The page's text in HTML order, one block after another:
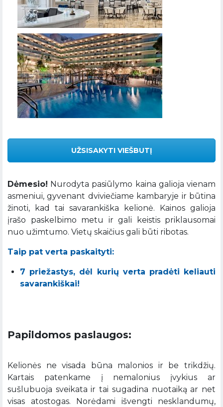
UŽSISAKYTI VIEŠBUTĮ
Dėmesio! Nurodyta pasiūlymo kaina galioja vienam
asmeniui, gyvenant dviviečiame kambaryje ir būtina
žinoti, kad tai savarankiška kelionė. Kainos galioja
įrašo paskelbimo metu ir gali keistis priklausomai
nuo užimtumo. Vietų skaičius gali būti ribotas.
Taip pat verta paskaityti:
7 priežastys, dėl kurių verta pradėti keliauti
savarankiškai!
Papildomos paslaugos:
Kelionės ne visada būna malonios ir be trikdžių.
Kartais patenkame į nemalonius įvykius ar
sušlubuoja sveikata ir tai sugadina nuotaiką ar net
visas atostogas. Norėdami išvengti nesklandumų,